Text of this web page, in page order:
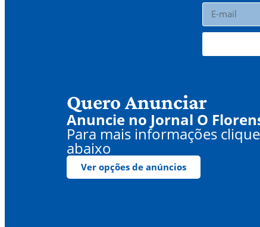
Quero Anunciar
Anuncie no Jornal O
Para mais informações
abaixo
Ver opções de anúncios